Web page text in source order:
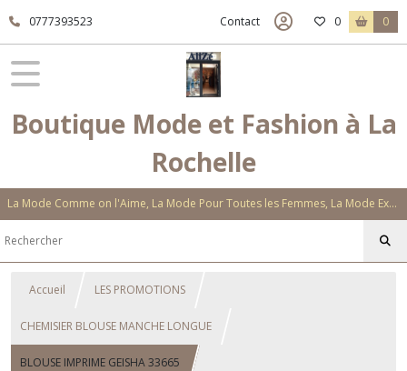
0777393523 Contact 0 0
Boutique Mode et Fashion à La
Rochelle
La Mode Comme on l'Aime, La Mode Pour Toutes les Femmes, La Mode Exclusive Aux Matières Et Couleurs Novatrices, La Mode Qui Vous Séduira
Accueil LES PROMOTIONS
CHEMISIER BLOUSE MANCHE LONGUE
BLOUSE IMPRIME GEISHA 33665